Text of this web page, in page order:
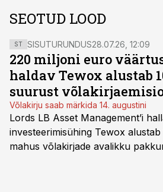
SEOTUD LOOD
ST SISUTURUNDUS28.07.26, 12:09
220 miljoni euro
haldav Tewox alustab
suurust
Võlakirju saab märkida 14. augustini
Lords LB Asset Management’i
investeerimisühing Tewox
mahus võlakirjade avalikku